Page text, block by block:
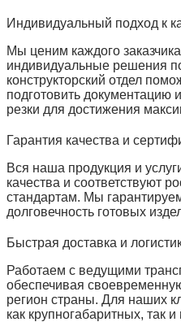
Индивидуальный подход к
Мы ценим каждого
индивидуальные решения
конструкторский отдел
подготовить документацию
резки для достижения
Гарантия качества и
Вся наша продукция и
качества и соответствуют
стандартам. Мы
долговечность готовых
Быстрая доставка и
Работаем с ведущими
обеспечивая
регион страны. Для наших
как крупногабаритных, так